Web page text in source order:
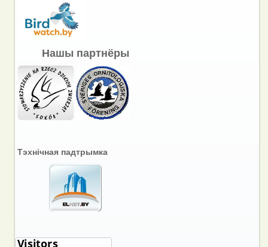
Нашы партнёры
Тэхнічная падтрымка